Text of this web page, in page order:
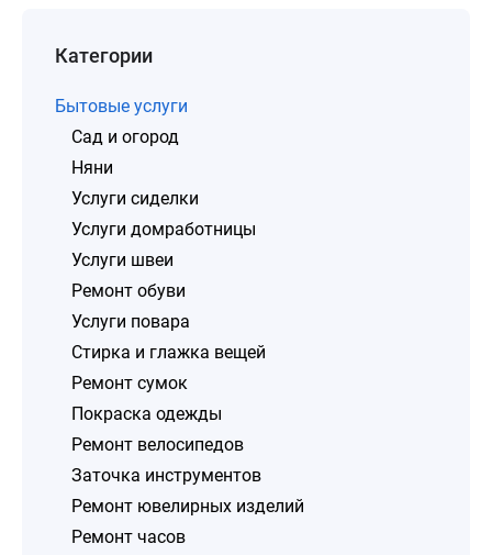
Категории
Бытовые услуги
Сад и огород
Няни
Услуги сиделки
Услуги домработницы
Услуги швеи
Ремонт обуви
Услуги повара
Стирка и глажка вещей
Ремонт сумок
Покраска одежды
Ремонт велосипедов
Заточка инструментов
Ремонт ювелирных изделий
Ремонт часов